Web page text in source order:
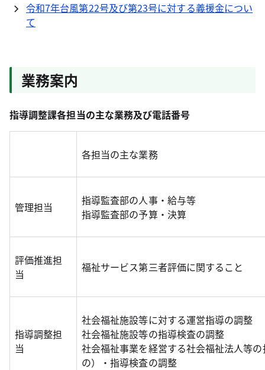
令和7年台風第22号及び第23号に対する義援金につい
て
業務案内
指導調整課各担当の主な業務及び電話番号
各担当の主な業務
管理担当
指導監査部の人事・給与等
指導監査部の予算・決算
評価推進担
当
福祉サービス第三者評価に関すること
指導調整担
当
社会福祉施設等に対する運営指導の調整
社会福祉施設等の指導検査の調整
社会福祉事業を経営する社会福祉法人等
の）・指導検査の調整